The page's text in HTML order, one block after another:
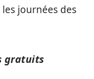
journées des
gratuits